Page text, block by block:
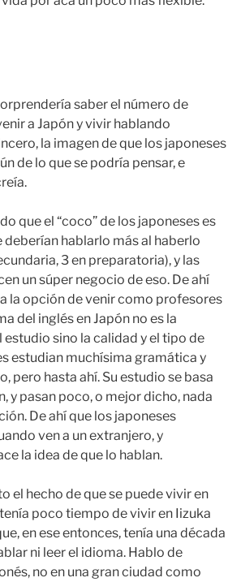
saber el número de
a Japón y vivir hablando
la imagen de que los japoneses
de lo que se podría pensar, e
que el “coco” de los japoneses es
hablarlo más al haberlo
3 en preparatoria), y las
un súper negocio de eso. De ahí
la opción de venir como profesores
del inglés en Japón no es la
sino la calidad y el tipo de
estudian muchísima gramática y
pero hasta ahí. Su estudio se basa
y pasan poco, o mejor dicho, nada
De ahí que los japoneses
ven a un extranjero, y
la idea de que lo hablan.
el hecho de que se puede vivir en
poco tiempo de vivir en Iizuka
en ese entonces, tenía una década
ni leer el idioma. Hablo de
no en una gran ciudad como